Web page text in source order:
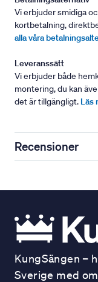
Vi erbjuder smidiga
kortbetalning,
alla våra
Leveranssätt
Vi erbjuder både
montering, du kan
det är tillgängligt. Läs
Recensioner
KungSängen –
Sverige med